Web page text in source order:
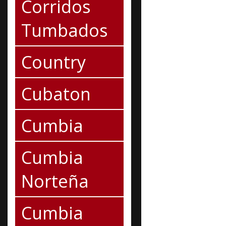
Corridos
Tumbados
Country
Cubaton
Cumbia
Cumbia
Norteña
Cumbia